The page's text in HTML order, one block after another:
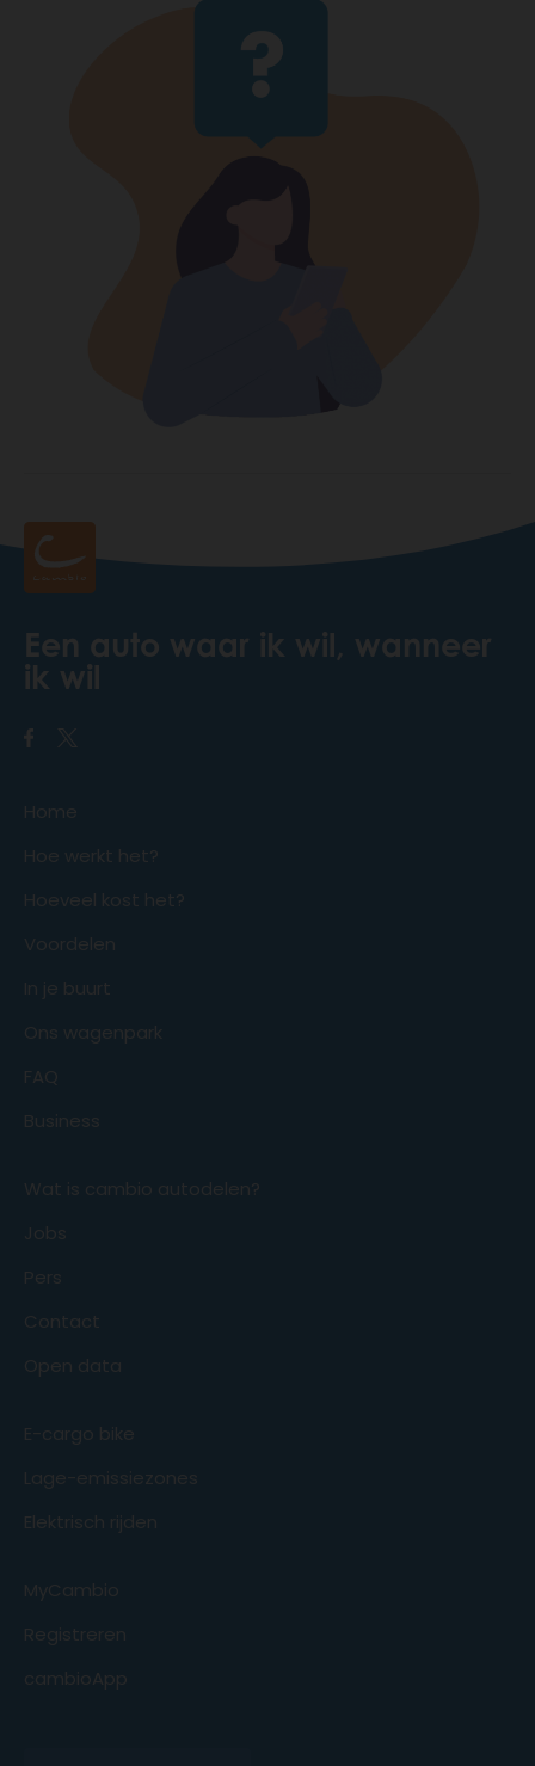
Een auto waar ik wil, wanneer
ik wil
Home
Hoe werkt het?
Hoeveel kost het?
Voordelen
In je buurt
Ons wagenpark
FAQ
Business
Wat is cambio autodelen?
Jobs
Pers
Contact
Open data
E-cargo bike
Lage-emissiezones
Elektrisch rijden
MyCambio
Registreren
cambioApp